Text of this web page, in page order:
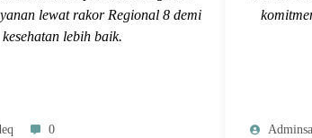
lewat rakor Regional 8 demi
kesehatan lebih baik.
0